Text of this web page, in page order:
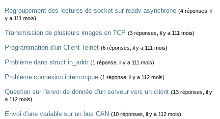
Regroupement des lectures de socket sur readv asynchrone (4 réponses, il
y a 111 mois)
Transmission de plusieurs images en TCP (3 réponses, il y a 111 mois)
Programmation d'un Client Telnet (6 réponses, il y a 111 mois)
Problème dans struct in_addr (1 réponse, il y a 111 mois)
Probleme connexion interrompue (1 réponse, il y a 112 mois)
Question sur l'envoi de donnée d'un serveur vers un client (13 réponses, il y
a 112 mois)
Envoi d'une variable sur un bus CAN (10 réponses, il y a 112 mois)